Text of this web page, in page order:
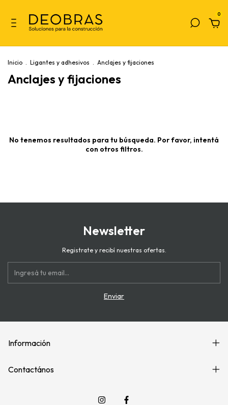
0
Inicio . Ligantes y adhesivos . Anclajes y fijaciones
Anclajes y fijaciones
No tenemos resultados para tu búsqueda. Por favor, intentá
con otros filtros.
Newsletter
Registrate y recibí nuestras ofertas.
Información
Contactános